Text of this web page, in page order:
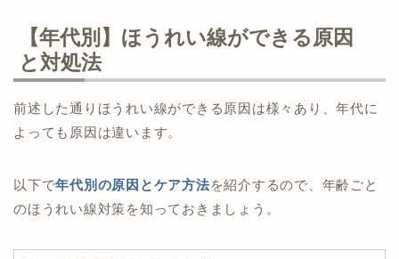
【年代別】ほうれい線ができる原因
と対処法
前述した通りほうれい線ができる原因は様々あり、年代に
よっても原因は違います。
以下で年代別の原因とケア方法を紹介するので、年齢ごと
のほうれい線対策を知っておきましょう。